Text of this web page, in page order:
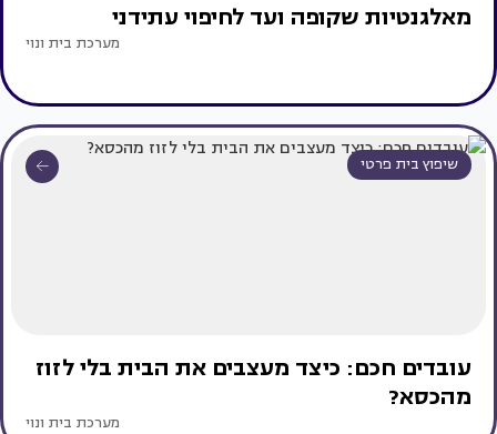
מאלגנטיות שקופה ועד לחיפוי עתידני
מערכת בית ונוי
שיפוץ בית פרטי
עובדים חכם: כיצד מעצבים את הבית בלי לזוז
מהכסא?
מערכת בית ונוי